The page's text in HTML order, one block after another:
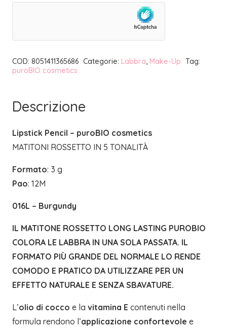
LIPSTICK
|
PUROBIO
quantità
COD: 8051411365686 Categorie: Labbra, Make-Up Tag:
puroBIO cosmetics
Descrizione
Lipstick Pencil – puroBIO cosmetics
MATITONI ROSSETTO IN 5 TONALITÀ
Formato: 3 g
Pao: 12M
016L – Burgundy
IL MATITONE ROSSETTO LONG LASTING PUROBIO
COLORA LE LABBRA IN UNA SOLA PASSATA. IL
FORMATO PIÙ GRANDE DEL NORMALE LO RENDE
COMODO E PRATICO DA UTILIZZARE PER UN
EFFETTO NATURALE E SENZA SBAVATURE.
L’olio di cocco e la vitamina E contenuti nella
formula rendono l’applicazione confortevole e